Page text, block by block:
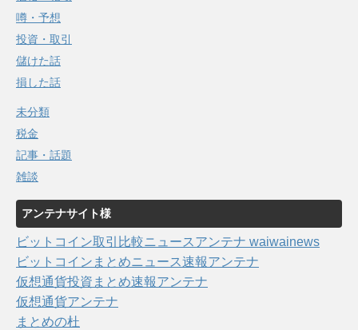
噂・予想
投資・取引
儲けた話
損した話
未分類
税金
記事・話題
雑談
アンテナサイト様
ビットコイン取引比較ニュースアンテナ waiwainews
ビットコインまとめニュース速報アンテナ
仮想通貨投資まとめ速報アンテナ
仮想通貨アンテナ
まとめの杜